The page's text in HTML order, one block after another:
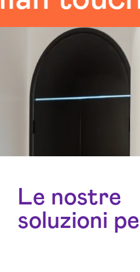
Le nostre
soluzioni